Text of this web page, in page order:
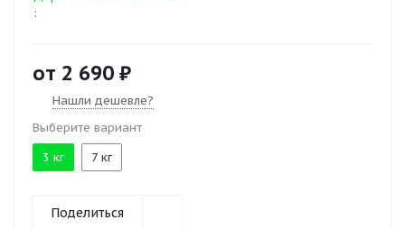
:
от 2 690 ₽
Нашли дешевле?
Выберите вариант
3 кг
7 кг
Поделиться